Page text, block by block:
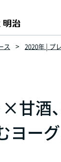
ス 2020年 | プ
甘酒
ヨー